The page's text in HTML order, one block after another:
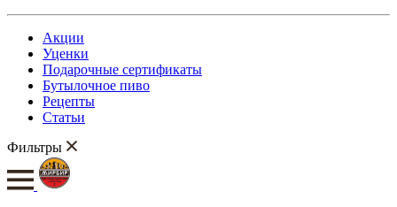
Акции
Уценки
Подарочные сертификаты
Бутылочное пиво
Рецепты
Статьи
Фильтры